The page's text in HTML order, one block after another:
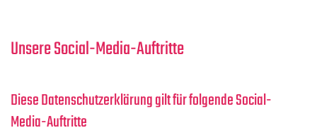
Unsere Social-Media-Auftritte
Diese Datenschutzerklärung gilt für folgende Social-
Media-Auftritte